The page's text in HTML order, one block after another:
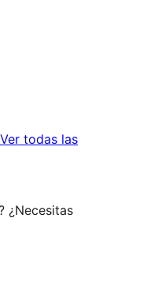
Ver todas las
¿Necesitas